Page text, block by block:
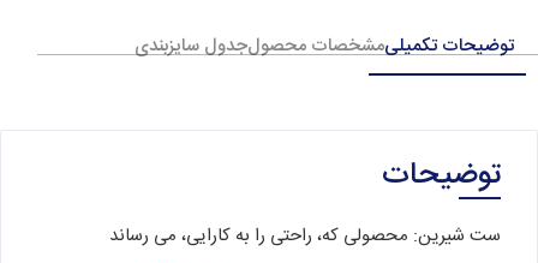
توضیحات تکمیلیمشخصات محصولجدول سایزبندی
توضیحات
ست شیرین: محصولی که، راحتی را به کارایی، می رساند